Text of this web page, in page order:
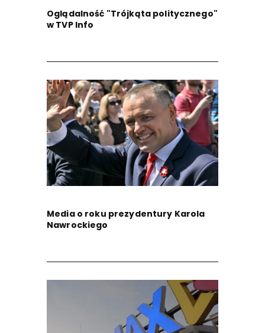
Oglądalność "Trójkąta politycznego"
w TVP Info
Media o roku prezydentury Karola
Nawrockiego